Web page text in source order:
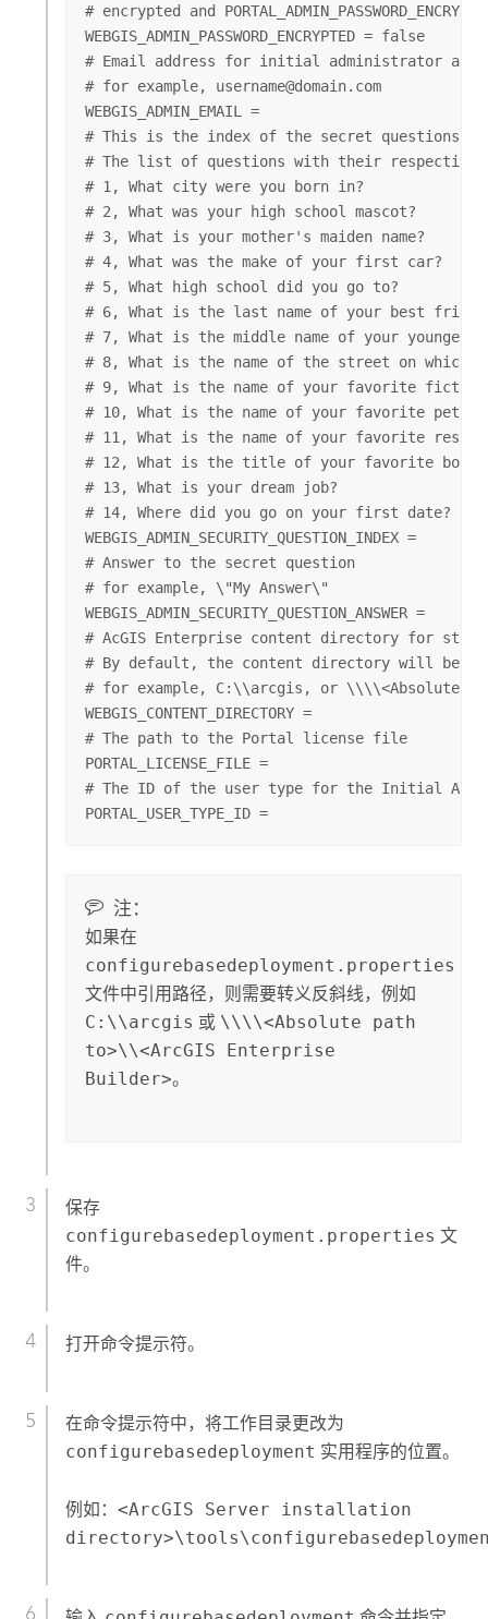
# encrypted and
WEBGIS_ADMIN_PASSWORD_ENCRYPTED = false
# Email address for initial administrator
# for example, username@domain.com
WEBGIS_ADMIN_EMAIL =
# This is the index of the secret questions
# The list of questions with their respective
# 1, What city were you born in?
# 2, What was your high school mascot?
# 3, What is your mother's maiden name?
# 4, What was the make of your first car?
# 5, What high school did you go to?
# 6, What is the last name of your best
# 7, What is the middle name of your
# 8, What is the name of the street on which
# 9, What is the name of your favorite
# 10, What is the name of your favorite pet?
# 11, What is the name of your favorite
# 12, What is the title of your favorite book?
# 13, What is your dream job?
# 14, Where did you go on your first date?
WEBGIS_ADMIN_SECURITY_QUESTION_INDEX =
# Answer to the secret question
# for example, \"My Answer\"
WEBGIS_ADMIN_SECURITY_QUESTION_ANSWER =
# AcGIS Enterprise content directory for
# By default, the content directory will be
# for example, C:\\arcgis, or \\\\<Absolute
WEBGIS_CONTENT_DIRECTORY =
# The path to the Portal license file
PORTAL_LICENSE_FILE =
# The ID of the user type for the Initial
PORTAL_USER_TYPE_ID =
注：
如果在
configurebasedeployment.properties
文件中引用路径，则需要转义反斜线，例如
C:\\arcgis 或 \\\\<Absolute path
to>\\<ArcGIS Enterprise
Builder>。
保存
configurebasedeployment.properties 文
件。
打开命令提示符。
在命令提示符中，将工作目录更改为
configurebasedeployment 实用程序的位置。
例如： <ArcGIS Server installation